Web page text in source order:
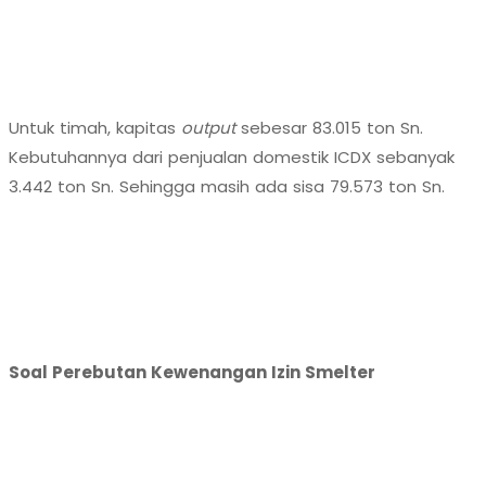
Untuk timah, kapitas outputsebesar 83.015 ton Sn.
Kebutuhannya dari penjualan domestik ICDX sebanyak
3.442 ton Sn. Sehingga masih ada sisa 79.573 ton Sn.
Soal Perebutan Kewenangan Izin Smelter